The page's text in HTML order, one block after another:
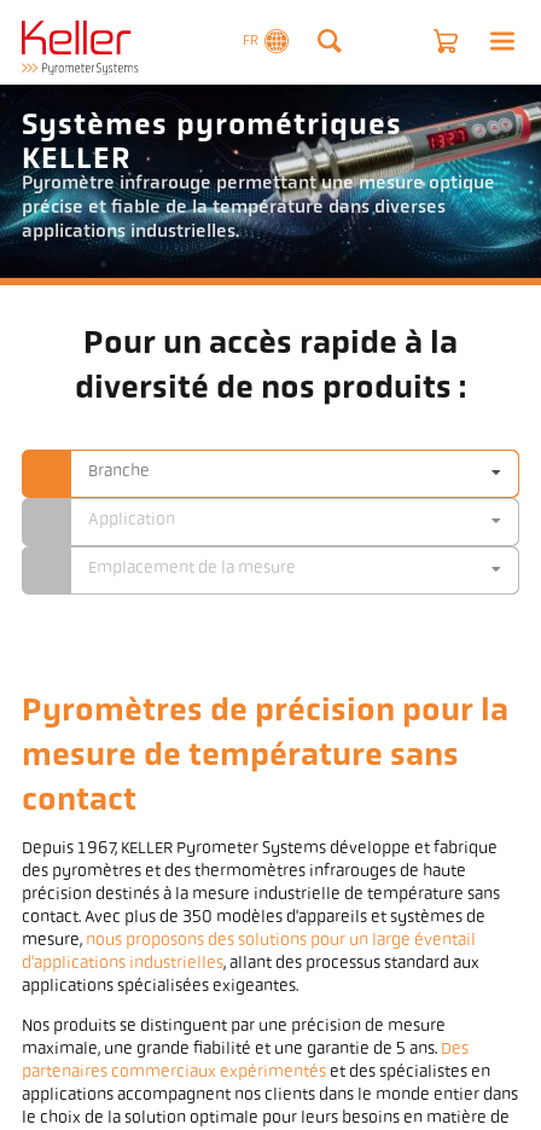
FR
Systèmes pyrométriques
KELLER
Pyromètre infrarouge permettant une mesure optique
précise et fiable de la température dans diverses
applications industrielles.
Pour un accès rapide à la
diversité de nos produits :
Branche
Application
Emplacement de la mesure
Pyromètres de précision pour la
mesure de température sans
contact
Depuis 1967, KELLER Pyrometer Systems développe et fabrique
des pyromètres et des thermomètres infrarouges de haute
précision destinés à la mesure industrielle de température sans
contact. Avec plus de 350 modèles d'appareils et systèmes de
mesure, nous proposons des solutions pour un large éventail
d'applications industrielles, allant des processus standard aux
applications spécialisées exigeantes.
Nos produits se distinguent par une précision de mesure
maximale, une grande fiabilité et une garantie de 5 ans. Des
partenaires commerciaux expérimentéset des spécialistes en
applications accompagnent nos clients dans le monde entier dans
le choix de la solution optimale pour leurs besoins en matière de